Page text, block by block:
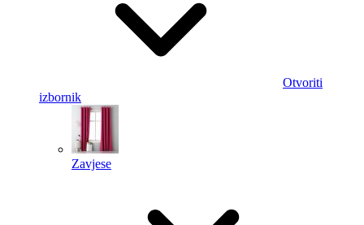
Otvoriti
izbornik
Zavjese